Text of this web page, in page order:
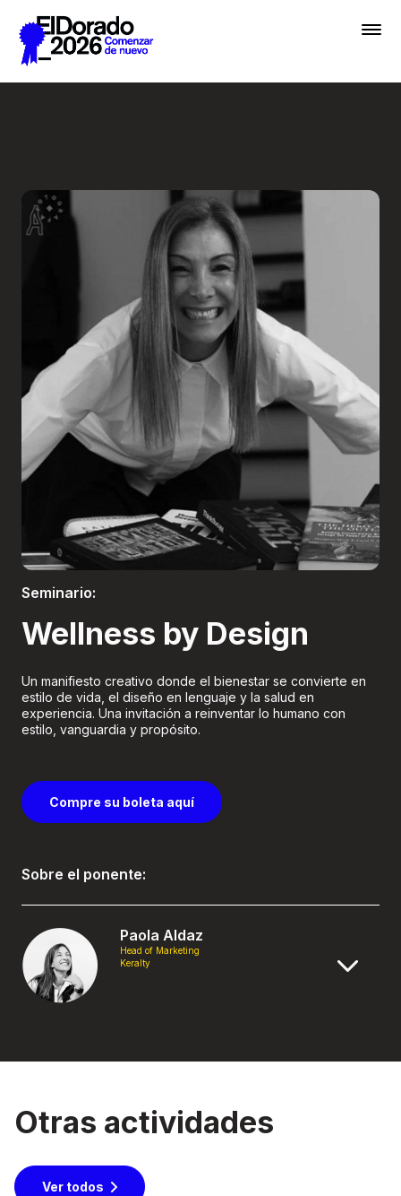
Saltar al contenido principal
Academias
Inscribir
Boletería
Seminario:
Wellness by Design
Un manifiesto creativo donde el bienestar se convierte en
estilo de vida, el diseño en lenguaje y la salud en
experiencia. Una invitación a reinventar lo humano con
estilo, vanguardia y propósito.
Compre su boleta aquí
Sobre el ponente:
Paola Aldaz
Head of Marketing
Keralty
Otras actividades
Ver todos